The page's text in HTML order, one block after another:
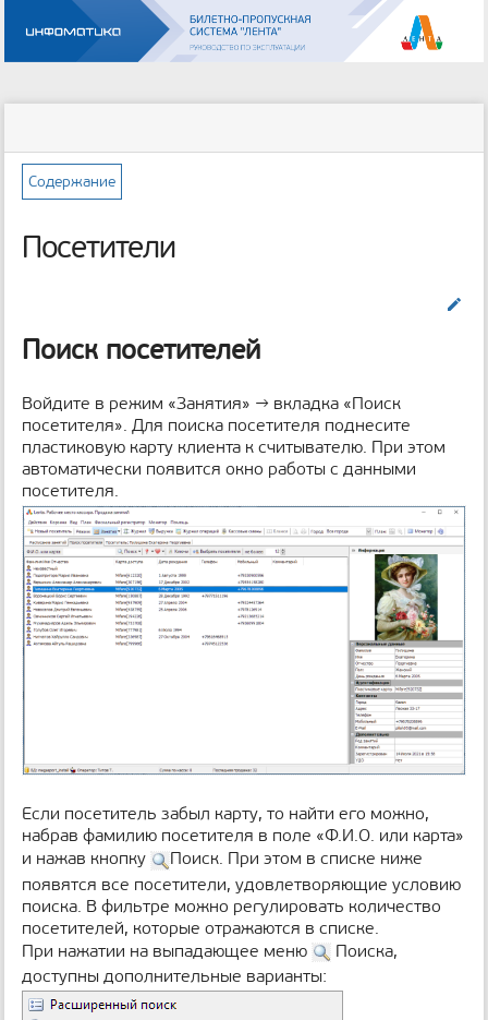
Инструменты
пользователя
сайта
страницы
е
т
н
н
е
с
т
р
а
н
и
ц
ы
Содержание
Посетители
Поиск посетителей
Войдите в режим «Занятия» → вкладка «Поиск
посетителя». Для поиска посетителя поднесите
пластиковую карту клиента к считывателю. При этом
автоматически появится окно работы с данными
посетителя.
Если посетитель забыл карту, то найти его можно,
набрав фамилию посетителя в поле «Ф.И.О. или карта»
и нажав кнопку
Поиск. При этом в списке ниже
появятся все посетители, удовлетворяющие условию
поиска. В фильтре можно регулировать количество
посетителей, которые отражаются в списке.
При нажатии на выпадающее меню
Поиска,
доступны дополнительные варианты: